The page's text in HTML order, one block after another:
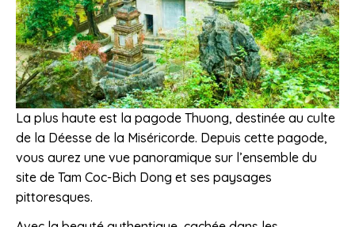
La plus haute est la pagode Thuong, destinée au culte
de la Déesse de la Miséricorde. Depuis cette pagode,
vous aurez une vue panoramique sur l’ensemble du
site de Tam Coc-Bich Dong et ses paysages
pittoresques.